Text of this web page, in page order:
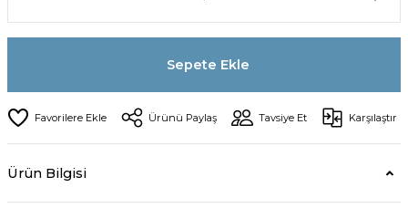
Sepete Ekle
Ürünü Paylaş Tavsiye Et Karşılaştır
Ürün Bilgisi